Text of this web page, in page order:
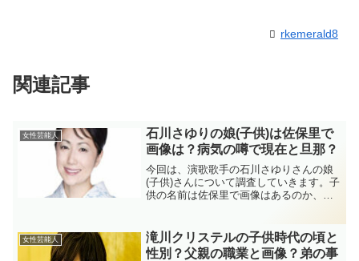
rkemerald8
関連記事
女性芸能人
石川さゆりの娘(子供)は佐保里で
画像は？病気の噂で現在と旦那？
今回は、演歌歌手の石川さゆりさんの娘
(子供)さんについて調査していきます。子
供の名前は佐保里で画像はあるのか、病
なのかみていきます！
女性芸能人
滝川クリステルの子供時代の頃と
性別？父親の職業と画像？弟の事